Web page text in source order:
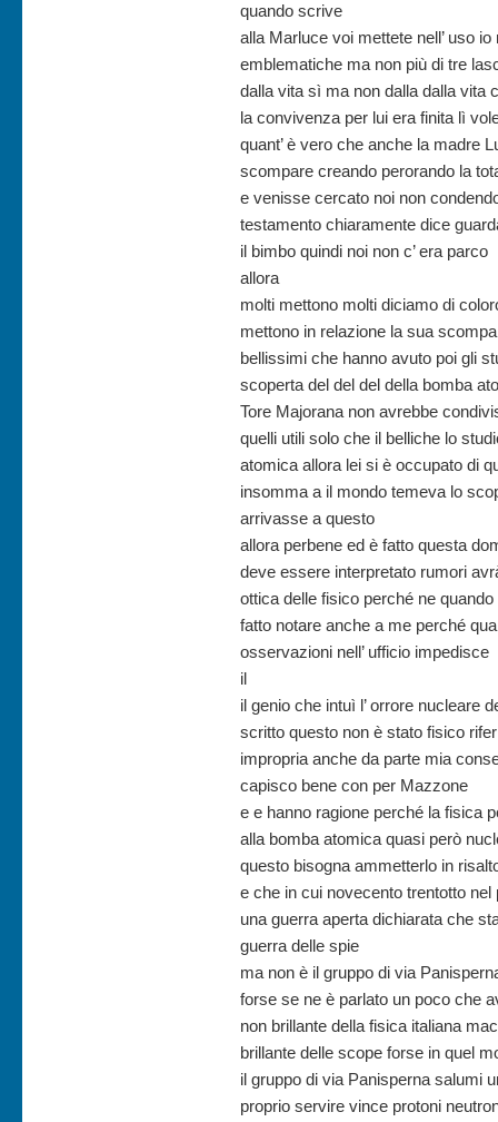
quando scrive
alla Marluce voi mettete nell’ uso
emblematiche ma non più di tre
dalla vita sì ma non dalla dalla vita
la convivenza per lui era finita lì
quant’ è vero che anche la madre
scompare creando perorando la
e venisse cercato noi non
testamento chiaramente dice
il bimbo quindi noi non c’ era parco
allora
molti mettono molti diciamo di
mettono in relazione la sua
bellissimi che hanno avuto poi gli
scoperta del del del della bomba
Tore Majorana non avrebbe
quelli utili solo che il belliche lo
atomica allora lei si è occupato di
insomma a il mondo temeva lo
arrivasse a questo
allora perbene ed è fatto questa
deve essere interpretato rumori
ottica delle fisico perché ne
fatto notare anche a me perché
osservazioni nell’ ufficio impedisce
il
il genio che intuì l’ orrore nucleare
scritto questo non è stato fisico
impropria anche da parte mia
capisco bene con per Mazzone
e e hanno ragione perché la fisica
alla bomba atomica quasi però
questo bisogna ammetterlo in
e che in cui novecento trentotto nel
una guerra aperta dichiarata che
guerra delle spie
ma non è il gruppo di via
forse se ne è parlato un poco che
non brillante della fisica italiana
brillante delle scope forse in quel
il gruppo di via Panisperna salumi
proprio servire vince protoni